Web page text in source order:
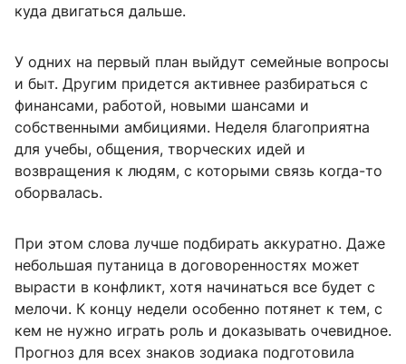
куда двигаться дальше.
У одних на первый план выйдут семейные вопросы
и быт. Другим придется активнее разбираться с
финансами, работой, новыми шансами и
собственными амбициями. Неделя благоприятна
для учебы, общения, творческих идей и
возвращения к людям, с которыми связь когда-то
оборвалась.
При этом слова лучше подбирать аккуратно. Даже
небольшая путаница в договоренностях может
вырасти в конфликт, хотя начинаться все будет с
мелочи. К концу недели особенно потянет к тем, с
кем не нужно играть роль и доказывать очевидное.
Прогноз для всех знаков зодиака подготовила